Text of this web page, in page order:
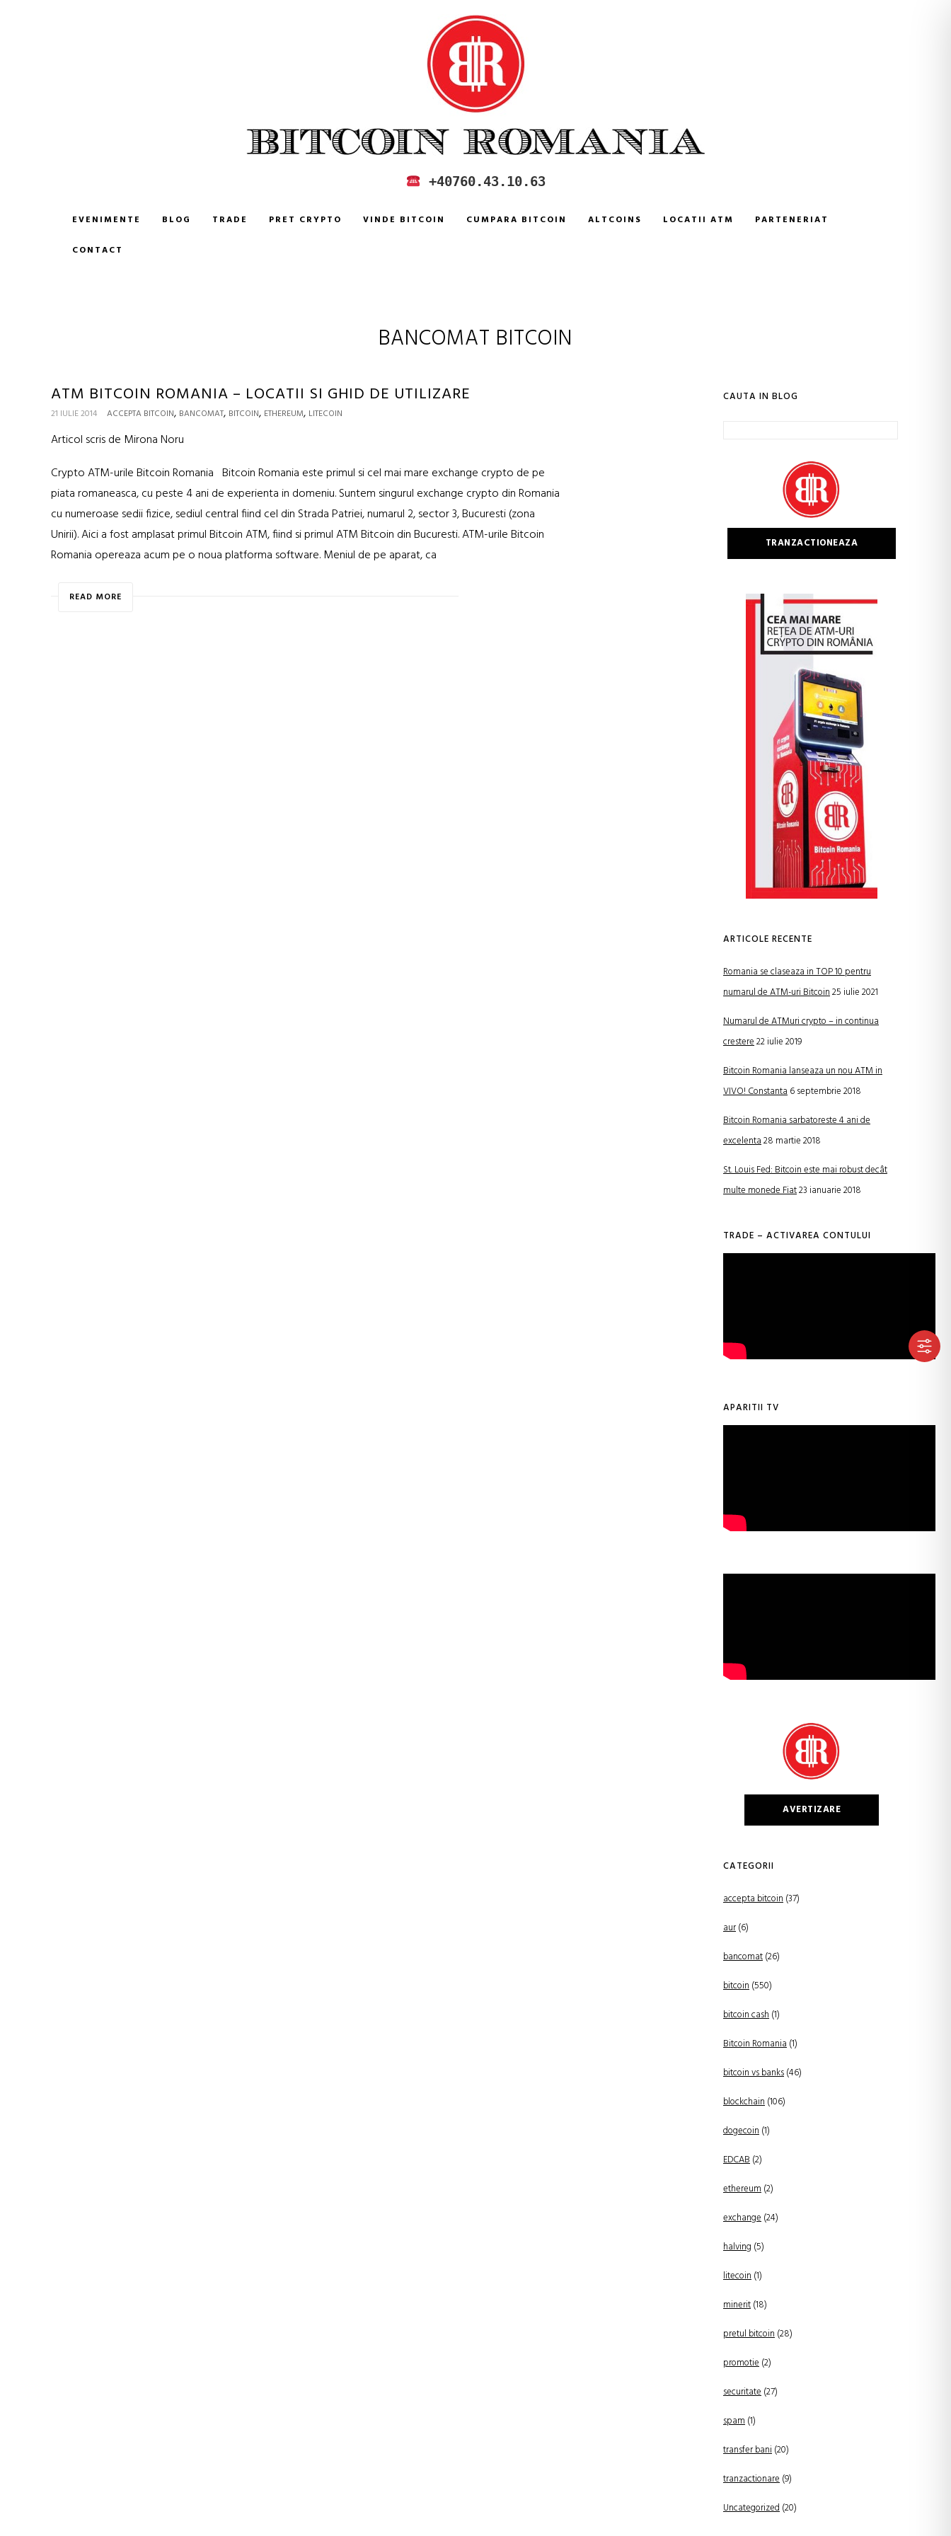
CUMPARA SI VINDE BITCOIN IN ROMANIA +40760.43.10.63
EVENIMENTE BLOG TRADE PRET CRYPTO VINDE BITCOIN CUMPARA BITCOIN ALTCOINS LOCATII ATM PARTENERIAT
CONTACT
BANCOMAT BITCOIN
ATM BITCOIN ROMANIA – LOCATII SI GHID DE UTILIZARE
21 IULIE 2014 ACCEPTA BITCOIN, BANCOMAT, BITCOIN, ETHEREUM, LITECOIN
Articol scris de Mirona Noru
Crypto ATM-urile Bitcoin Romania Bitcoin Romania este primul si cel mai mare exchange crypto de pe
piata romaneasca, cu peste 4 ani de experienta in domeniu. Suntem singurul exchange crypto din Romania
cu numeroase sedii fizice, sediul central fiind cel din Strada Patriei, numarul 2, sector 3, Bucuresti (zona
Unirii). Aici a fost amplasat primul Bitcoin ATM, fiind si primul ATM Bitcoin din Bucuresti. ATM-urile Bitcoin
Romania opereaza acum pe o noua platforma software. Meniul de pe aparat, ca
READ MORE
CAUTA IN BLOG
TRANZACTIONEAZA
ARTICOLE RECENTE
Romania se claseaza in TOP 10 pentru
numarul de ATM-uri Bitcoin25 iulie 2021
Numarul de ATMuri crypto – in continua
crestere22 iulie 2019
Bitcoin Romania lanseaza un nou ATM in
VIVO! Constanta6 septembrie 2018
Bitcoin Romania sarbatoreste 4 ani de
excelenta28 martie 2018
St. Louis Fed: Bitcoin este mai robust decât
multe monede Fiat23 ianuarie 2018
TRADE – ACTIVAREA CONTULUI
APARITII TV
AVERTIZARE
CATEGORII
accepta bitcoin(37)
aur(6)
bancomat(26)
bitcoin(550)
bitcoin cash(1)
Bitcoin Romania(1)
bitcoin vs banks(46)
blockchain(106)
dogecoin(1)
EDCAB(2)
ethereum(2)
exchange(24)
halving (5)
litecoin(1)
minerit(18)
pretul bitcoin(28)
promotie(2)
securitate(27)
spam(1)
transfer bani(20)
tranzactionare(9)
Uncategorized(20)